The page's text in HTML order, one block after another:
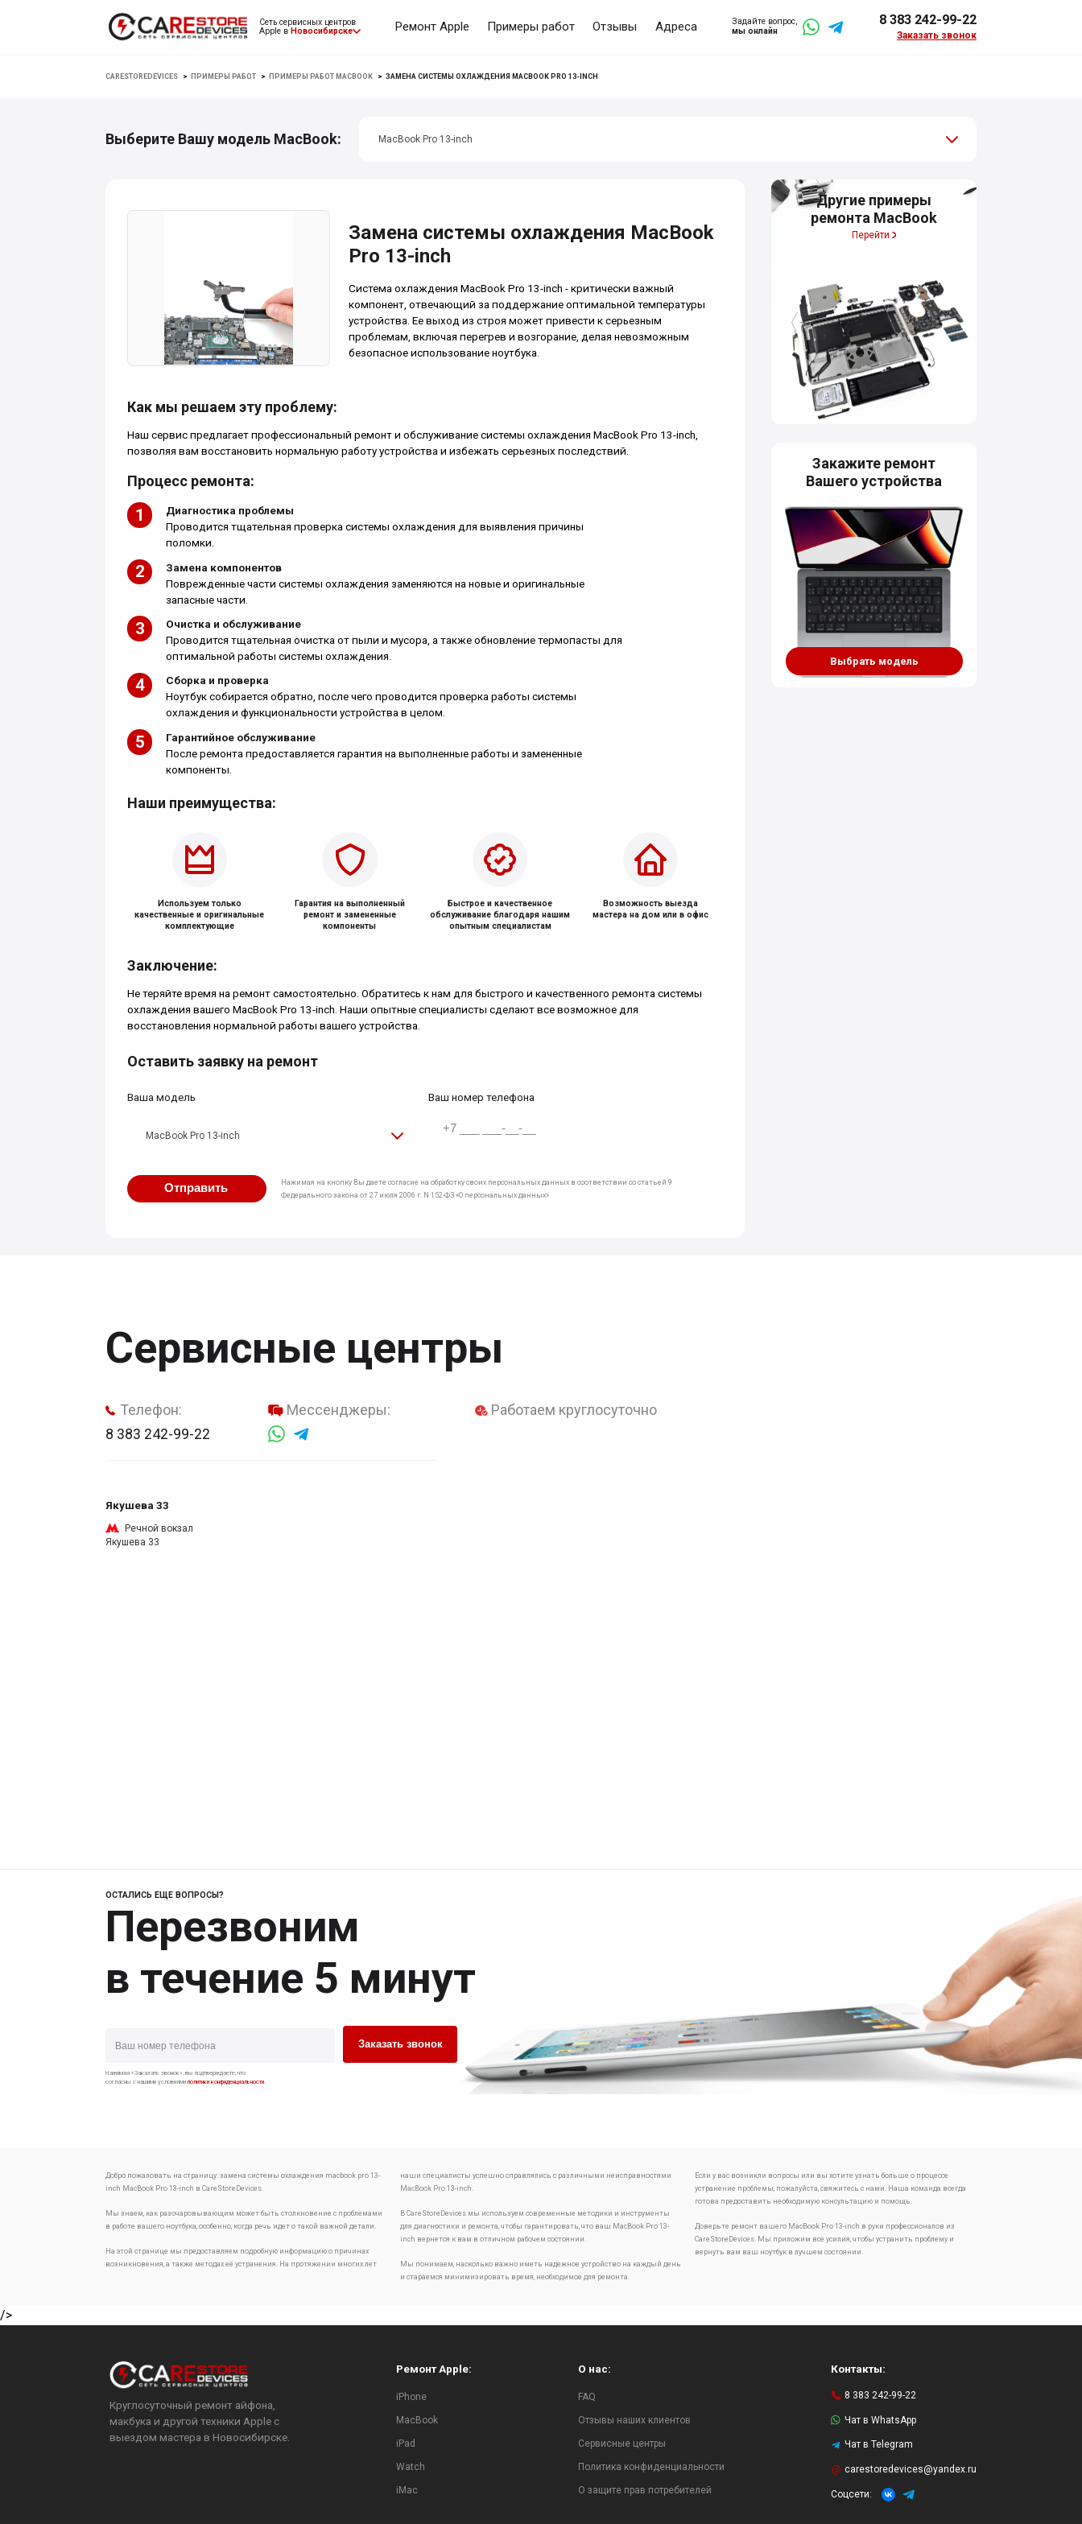
Сеть сервисных центров
Apple в Новосибирске Ремонт Apple Примеры работ Отзывы Адреса
Задайте вопрос,
мы онлайн
8 383 242-99-22
Заказать звонок
CARESTOREDEVICES > ПРИМЕРЫ РАБОТ > ПРИМЕРЫ РАБОТ MACBOOK >ЗАМЕНА СИСТЕМЫ ОХЛАЖДЕНИЯ MACBOOK PRO 13-INCH
Выберите Вашу модель MacBook: MacBook Pro 13-inch
Замена системы охлаждения MacBook
Pro 13-inch
Система охлаждения MacBook Pro 13-inch - критически важный
компонент, отвечающий за поддержание оптимальной температуры
устройства. Ее выход из строя может привести к серьезным
проблемам, включая перегрев и возгорание, делая невозможным
безопасное использование ноутбука.
Как мы решаем эту проблему:
Наш сервис предлагает профессиональный ремонт и обслуживание системы охлаждения MacBook Pro 13-inch,
позволяя вам восстановить нормальную работу устройства и избежать серьезных последствий.
Процесс ремонта:
Диагностика проблемы
Проводится тщательная проверка системы охлаждения для выявления причины
поломки.
Замена компонентов
Поврежденные части системы охлаждения заменяются на новые и оригинальные
запасные части.
Очистка и обслуживание
Проводится тщательная очистка от пыли и мусора, а также обновление термопасты для
оптимальной работы системы охлаждения.
Сборка и проверка
Ноутбук собирается обратно, после чего проводится проверка работы системы
охлаждения и функциональности устройства в целом.
Гарантийное обслуживание
После ремонта предоставляется гарантия на выполненные работы и замененные
компоненты.
Наши преимущества:
Используем только
качественные и оригинальные
комплектующие
Гарантия на выполненный
ремонт и замененные
компоненты
Быстрое и качественное
обслуживание благодаря нашим
опытным специалистам
Возможность выезда
мастера на дом или в офис
Заключение:
Не теряйте время на ремонт самостоятельно. Обратитесь к нам для быстрого и качественного ремонта системы
охлаждения вашего MacBook Pro 13-inch. Наши опытные специалисты сделают все возможное для
восстановления нормальной работы вашего устройства.
Оставить заявку на ремонт
Ваша модель
MacBook Pro 13-inch
Ваш номер телефона
Отправить
Нажимая на кнопку Вы даете согласие на обработку своих персональных данных в соответствии со статьей 9
Федерального закона от 27 июля 2006 г. N 152-ФЗ «О персональных данных»
Другие примеры
ремонта MacBook
Перейти
Закажите ремонт
Вашего устройства
Выбрать модель
Сервисные центры
Телефон:
8 383 242-99-22
Мессенджеры:
Якушева 33
Речной вокзал
Якушева 33
Работаем круглосуточно
ОСТАЛИСЬ ЕЩЕ ВОПРОСЫ?
Перезвоним
в течение 5 минут
Заказать звонок
Нажимая «Заказать звонок», вы подтверждаете, что
согласны с нашими условиямиполитики конфиденциальности.
Добро пожаловать на страницу:замена системы охлаждения macbook pro 13-
inch MacBook Pro 13-inch в CareStoreDevices.
Мы знаем, как разочаровывающим может быть столкновение с проблемами
в работе вашего ноутбука, особенно, когда речь идет о такой важной детали.
На этой странице мы предоставляем подробную информацию о причинах
возникновения, а также методах её устранения. На протяжении многих лет
наши специалисты успешно справлялись с различными неисправностями
MacBook Pro 13-inch.
В CareStoreDevices мы используем современные методики и инструменты
для диагностики и ремонта, чтобы гарантировать, что ваш MacBook Pro 13-
inch вернется к вам в отличном рабочем состоянии.
Мы понимаем, насколько важно иметь надежное устройство на каждый день
и стараемся минимизировать время, необходимое для ремонта.
Если у вас возникли вопросы или вы хотите узнать больше о процессе
устранение проблемы, пожалуйста, свяжитесь с нами. Наша команда всегда
готова предоставить необходимую консультацию и помощь.
Доверьте ремонт вашего MacBook Pro 13-inch в руки профессионалов из
CareStoreDevices. Мы приложим все усилия, чтобы устранить проблему и
вернуть вам ваш ноутбук в лучшем состоянии.
/>
Круглосуточный ремонт айфона,
макбука и другой техники Apple с
выездом мастера в Новосибирске.
Ремонт Apple:
iPhone
MacBook
iPad
Watch
iMac
О нас:
FAQ
Отзывы наших клиентов
Сервисные центры
Политика конфиденциальности
О защите прав потребителей
Контакты:
8 383 242-99-22
Чат в WhatsApp
Чат в Telegram
carestoredevices@yandex.ru
Соцсети: